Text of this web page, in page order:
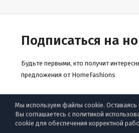
Подписаться на
Будьте первыми, кто получит
предложения от HomeFashions
© «Homefashions», 2009-2025
Мы используем файлы cookie. Оставаясь
Вы соглашаетесь с политикой
cookie для обеспечения корректной